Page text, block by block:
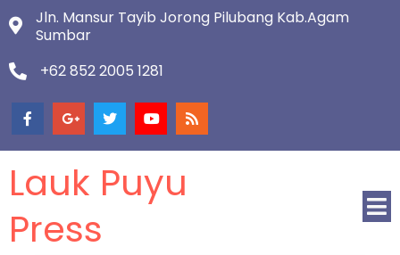
Jln. Mansur Tayib Jorong Pilubang Kab.Agam
Sumbar
+62 852 2005 1281
Lauk Puyu
Press